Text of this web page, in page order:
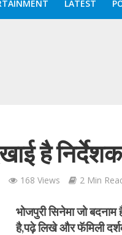
LATEST
है
168 Views 2 Min
भोजपुरी सिनेमा जो
है,पढ़े लिखे और फॅमिली